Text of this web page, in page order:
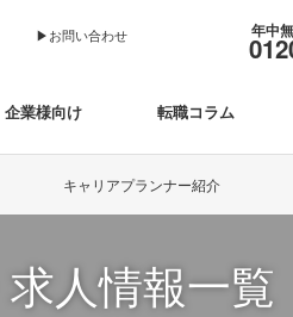
▶︎お問い合わせ 年中
企業様向け 転職コラム
キャリアプランナー紹介
人情報一覧